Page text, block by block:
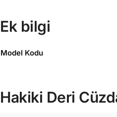
Ek bilgi
Model Kodu
Hakiki Deri